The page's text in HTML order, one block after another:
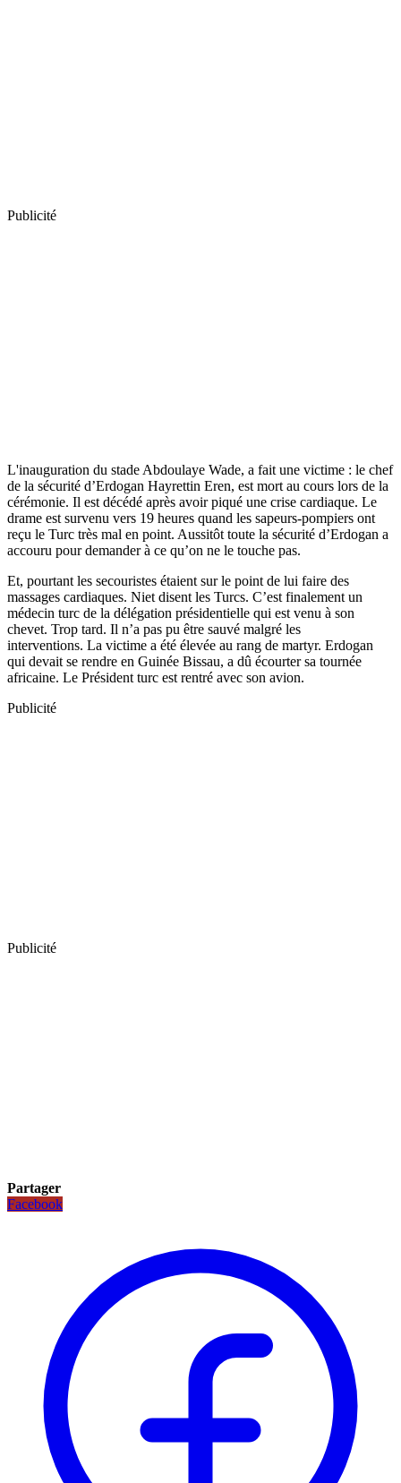
Publicité
L'inauguration du stade Abdoulaye Wade, a fait une victime : le chef
de la sécurité d’Erdogan Hayrettin Eren, est mort au cours lors de la
cérémonie. Il est décédé après avoir piqué une crise cardiaque. Le
drame est survenu vers 19 heures quand les sapeurs-pompiers ont
reçu le Turc très mal en point. Aussitôt toute la sécurité d’Erdogan a
accouru pour demander à ce qu’on ne le touche pas.
Et, pourtant les secouristes étaient sur le point de lui faire des
massages cardiaques. Niet disent les Turcs. C’est finalement un
médecin turc de la délégation présidentielle qui est venu à son
chevet. Trop tard. Il n’a pas pu être sauvé malgré les
interventions. La victime a été élevée au rang de martyr. Erdogan
qui devait se rendre en Guinée Bissau, a dû écourter sa tournée
africaine. Le Président turc est rentré avec son avion.
Publicité
Publicité
Partager
Facebook